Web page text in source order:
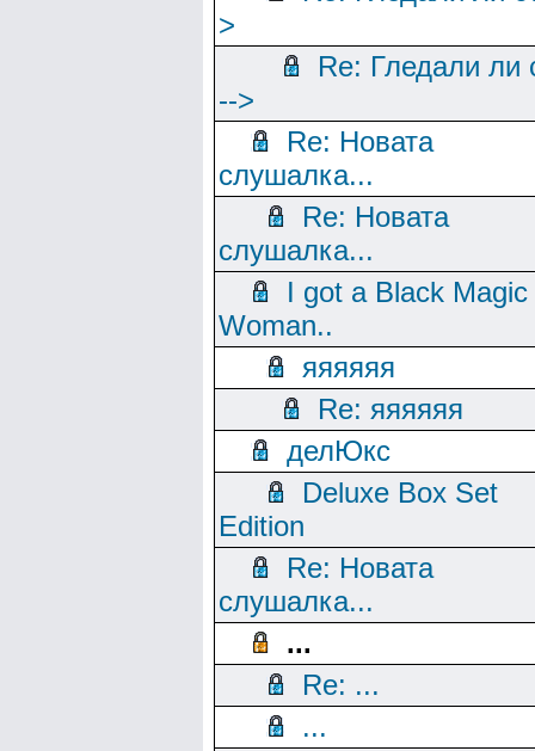
>
Re: Гледали ли
-->
Re: Новата
слушалка...
Re: Новата
слушалка...
I got a Black Magic
Woman..
яяяяяя
Re: яяяяяя
делЮкс
Deluxe Box Set
Edition
Re: Новата
слушалка...
...
Re: ...
...